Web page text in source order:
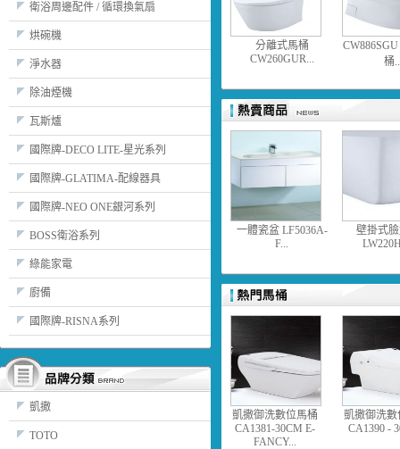
衛浴周邊配件 / 循環換氣扇
烘碗機
淨水器
除油煙機
瓦斯爐
國際牌-DECO LITE-星光系列
國際牌-GLATIMA-配線器具
國際牌-NEO ONE銀河系列
BOSS衛浴系列
綠能家電
廚備
國際牌-RISNA系列
凱撒
TOTO
分離式馬桶
CW260GUR...
桶
一體瓷盆 LF5036A-
F...
壁掛式
凱撒御洗數位馬桶
CA1381-30CM E-
FANCY...
凱撒御洗數
CA1390 -